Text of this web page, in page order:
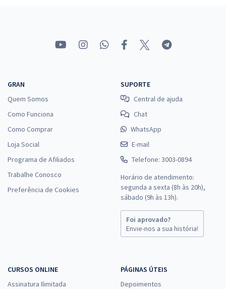
GRAN
Quem Somos
Como Funciona
Como Comprar
Loja Social
Programa de Afiliados
Trabalhe Conosco
Preferência de Cookies
SUPORTE
Central de ajuda
Chat
WhatsApp
E-mail
Telefone: 3003-0894
Horário de atendimento:
segunda a sexta (8h às 20h),
sábado (9h às 13h).
Foi aprovado?
Envie-nos a sua história!
CURSOS ONLINE
Assinatura Ilimitada
PÁGINAS ÚTEIS
Depoimentos